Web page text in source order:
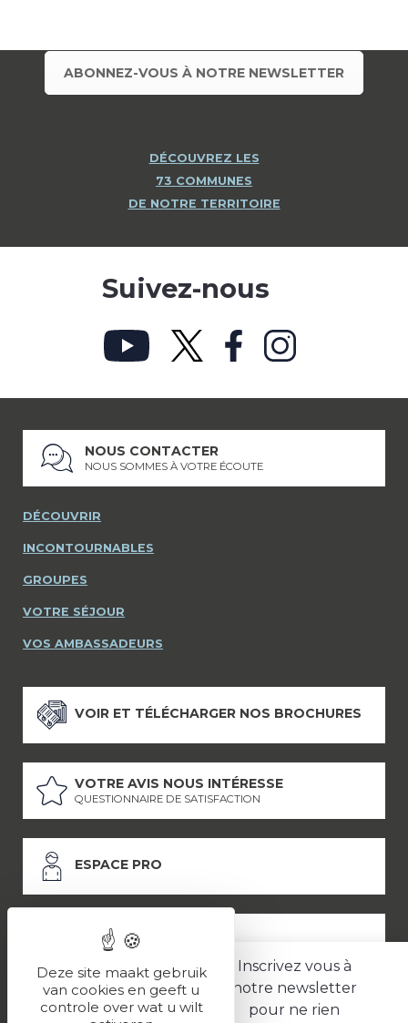
Inscrivez vous à
notre newsletter
pour ne rien
ABONNEZ-VOUS À NOTRE NEWSLETTER
DÉCOUVREZ LES
73 COMMUNES
DE NOTRE TERRITOIRE
Suivez-nous
NOUS CONTACTER
NOUS SOMMES À VOTRE ÉCOUTE
DÉCOUVRIR
INCONTOURNABLES
GROUPES
VOTRE SÉJOUR
VOS AMBASSADEURS
VOIR ET TÉLÉCHARGER NOS BROCHURES
VOTRE AVIS NOUS INTÉRESSE
QUESTIONNAIRE DE SATISFACTION
ESPACE PRO
ESPACE PRESSE
LES PARTENAIRES
Deze site maakt gebruik
van cookies en geeft u
controle over wat u wilt